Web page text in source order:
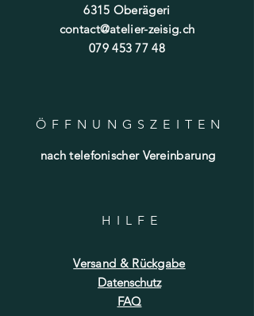
6315 Oberägeri
contact@atelier-zeisig.ch
079 453 77 48
ÖFFNUNGSZEITE N
nach telefonischer Vereinbarung
HILF E
Versand & Rückgabe
Datenschutz
FAQ